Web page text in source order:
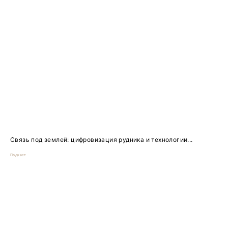
Связь под землей: цифровизация рудника и технологии...
Подкаст